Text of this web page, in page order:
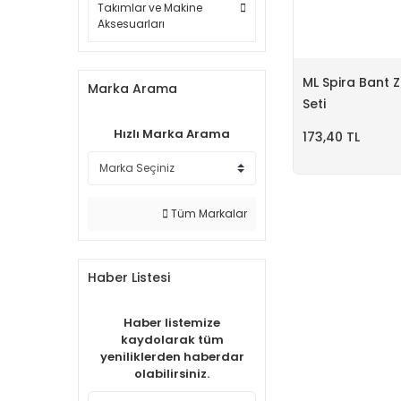
Takımlar ve Makine
Aksesuarları
Marka Arama
Hızlı Marka Arama
Tüm Markalar
Haber Listesi
Haber listemize
kaydolarak tüm
yeniliklerden haberdar
olabilirsiniz.
ML Spira Bant
Seti
173,40 TL